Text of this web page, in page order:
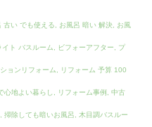
古い でも使える お風呂 暗い 解決 お風
イト バスルーム ビフォーアフター プ
ョンリフォーム リフォーム 予算 100
心地よい暮らし リフォーム事例 中古
掃除しても暗いお風呂 木目調バスルー